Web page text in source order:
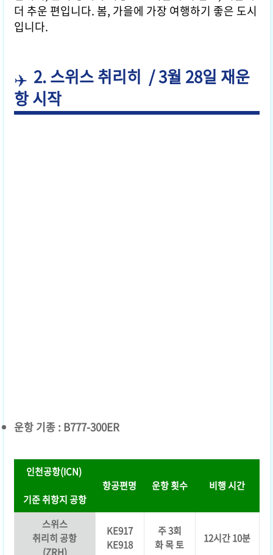
더 추운 편입니다. 봄, 가을에 가장 여행하기 좋은 도시
입니다.
2. 스위스 취리히 / 3월 28일 재운
항 시작
운항 기종 : B777-300ER
인천공항(ICN)
기준 취항지 공항
항공편명 운항 횟수 비행 시간
스위스
취리히 공항
(ZRH)
KE917
KE918
주 3회
화 목 토
12시간 10분